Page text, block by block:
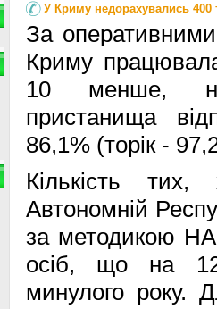
У Криму недорахувались 400
За
Криму
10 менше,
пристанища
86,1% (торік -
Кількість
Автономній
за методикою
осіб, що на
минулого року.